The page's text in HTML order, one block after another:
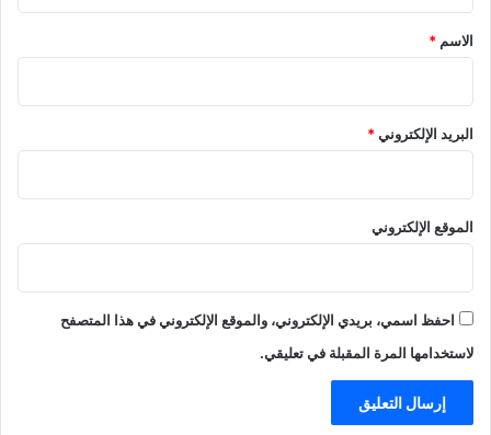
*
الاسم *
البريد الإلكتروني*
الموقع الإلكتروني
احفظ اسمي، بريدي الإلكتروني، والموقع الإلكتروني في هذا المتصفح
لاستخدامها المرة المقبلة في تعليقي.